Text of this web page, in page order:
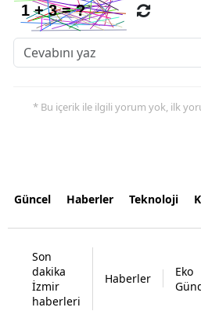
* Bu içerik ile ilgili yorum yok, ilk
Güncel Haberler Teknoloji
Son
dakika
İzmir
haberleri
Haberler
Eko